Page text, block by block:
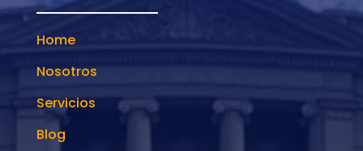
Home
Nosotros
Servicios
Blog